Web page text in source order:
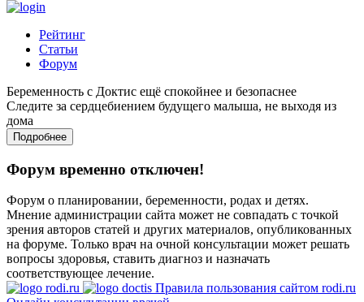
Рейтинг
Статьи
Форум
Беременность с Доктис ещё спокойнее и безопаснее
Следите за сердцебиением будущего малыша, не выходя из
дома
Подробнее
Форум временно отключен!
Форум о планировании, беременности, родах и детях.
Мнение администрации сайта может не совпадать с точкой
зрения авторов статей и других материалов, опубликованных
на форуме. Только врач на очной консультации может решать
вопросы здоровья, ставить диагноз и назначать
соответствующее лечение.
Правила пользования сайтом rodi.ru